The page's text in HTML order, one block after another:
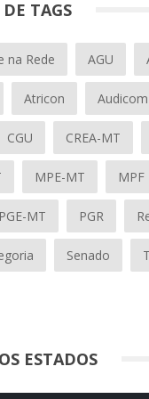
TAGS
na Rede AGU
Atricon Audicom
CGU CREA-MT
MPE-MT MPF
PGE-MT PGR
Senado
ESTADOS